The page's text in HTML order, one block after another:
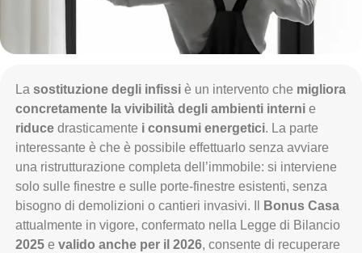
La sostituzione degli infissiè un intervento che migliora
concretamente la vivibilità degli ambienti interni e
riducedrasticamente i consumi energetici. La parte
interessante è che è possibile effettuarlo senza avviare
una ristrutturazione completa dell’immobile: si interviene
solo sulle finestre e sulle porte-finestre esistenti, senza
bisogno di demolizioni o cantieri invasivi. Il
Bonus Casa
attualmente in vigore, confermato nella Legge di Bilancio
2025 e valido anche per il 2026, consente di recuperare